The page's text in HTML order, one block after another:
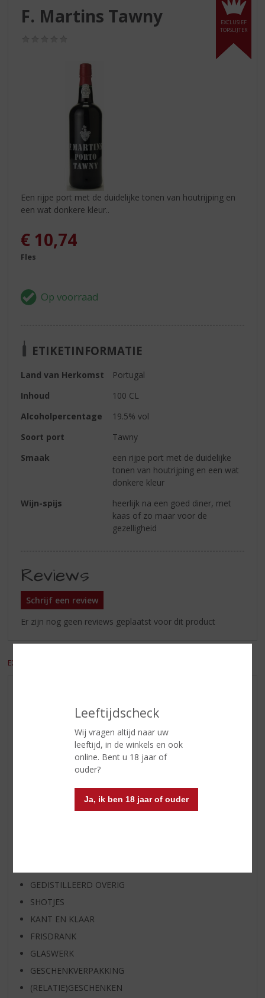
Leeftijdscheck
Wij vragen altijd naar uw
leeftijd, in de winkels en ook
online. Bent u 18 jaar of
ouder?
Ja, ik ben 18 jaar of ouder
EXCLUSIEF
TOPSLIJTER
F. Martins Tawny
Een rijpe port met de duidelijke tonen van houtrijping en
een wat donkere kleur..
€ 10,74
Fles
ETIKETINFORMATIE
Land van Herkomst
Portugal
Inhoud
100 CL
Alcoholpercentage
19.5% vol
Soort port
Tawny
Smaak
een rijpe port met de duidelijke
tonen van houtrijping en een wat
donkere kleur
Wijn-spijs
heerlijk na een goed diner, met
kaas of zo maar voor de
gezelligheid
Reviews
Schrijf een review
Er zijn nog geen reviews geplaatst voor dit product
EXCL. BTW
WIJN VAN DE MAAND
WHISKY VAN DE MAAND
RUM VAN DE MAAND
BIER VAN DE MAAND
EXCLUSIEF TOPSLIJTER
GEDISTILLEERD OVERIG
SHOTJES
KANT EN KLAAR
FRISDRANK
GLASWERK
GESCHENKVERPAKKING
(RELATIE)GESCHENKEN